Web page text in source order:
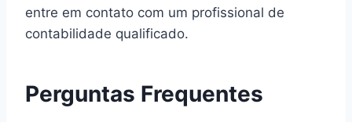
entre em contato com um profissional de
contabilidade qualificado.
Perguntas Frequentes